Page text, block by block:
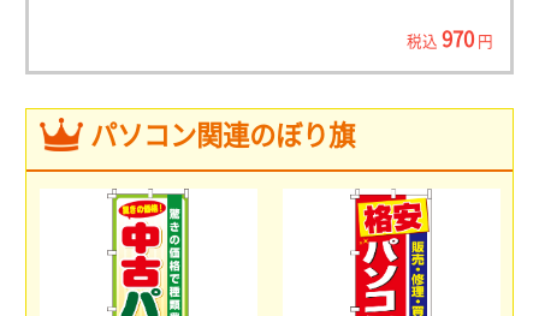
税込 970円
パソコン関連のぼり旗